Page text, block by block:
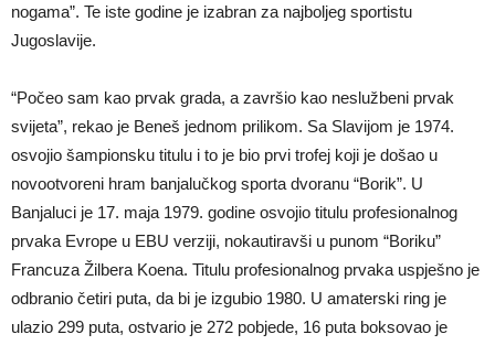
nogama”. Te iste godine je izabran za najboljeg sportistu
Jugoslavije.
“Počeo sam kao prvak grada, a završio kao neslužbeni prvak
svijeta”, rekao je Beneš jednom prilikom. Sa Slavijom je 1974.
osvojio šampionsku titulu i to je bio prvi trofej koji je došao u
novootvoreni hram banjalučkog sporta dvoranu “Borik”. U
Banjaluci je 17. maja 1979. godine osvojio titulu profesionalnog
prvaka Evrope u EBU verziji, nokautiravši u punom “Boriku”
Francuza Žilbera Koena. Titulu profesionalnog prvaka uspješno je
odbranio četiri puta, da bi je izgubio 1980. U amaterski ring je
ulazio 299 puta, ostvario je 272 pobjede, 16 puta boksovao je